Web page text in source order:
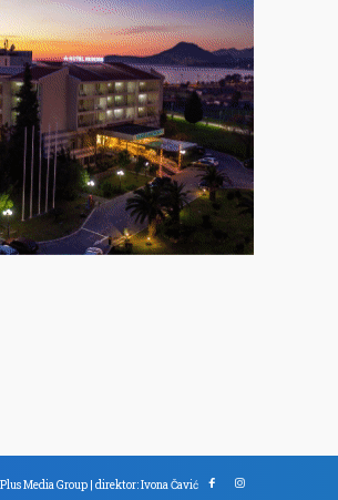
Media Group | direktor: Ivona Čavić